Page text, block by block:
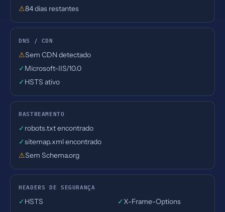
⚠84 dias restantes
DNS / CDN
⚠Sem CDN detectado
✓ Microsoft-IIS/10.0
✓ HSTS ativo
RASTREAMENTO
✓ robots.txt encontrado
✓sitemap.xml encontrado
⚠Sem Schema.org
HEADERS DE SEGURANÇA
✓ HSTS ✓X-Frame-Options